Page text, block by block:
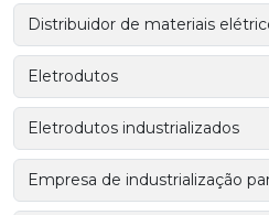
Distribuidor de materiais
Eletrodutos
Eletrodutos industrializados
Empresa de industrialização